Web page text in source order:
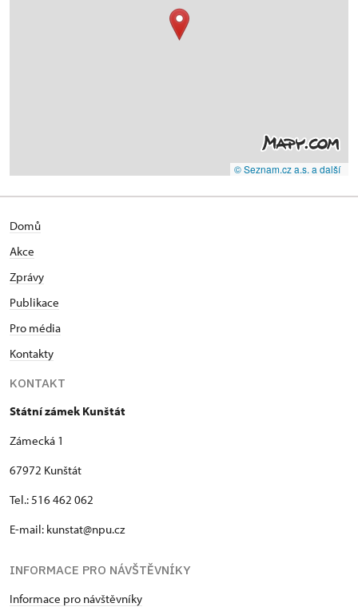
© Seznam.cz a.s. a další
Domů
Akce
Zprávy
Publikace
Pro média
Kontakty
KONTAKT
Státní zámek Kunštát
Zámecká 1
67972 Kunštát
Tel.: 516 462 062
E-mail: kunstat@npu.cz
INFORMACE PRO NÁVŠTĚVNÍKY
Informace pro návštěvníky